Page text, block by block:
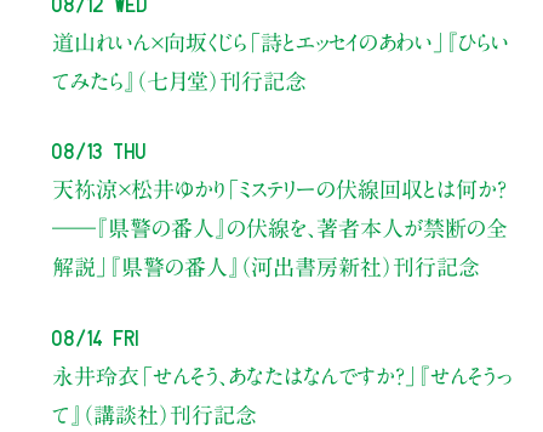
道山れいん×向坂くじら 「詩とエッセイのあわい」
『ひらい
てみたら』（七月堂）刊行記念
08/13 Thu
天祢涼×松井ゆかり 「ミステリーの伏線回収とは何か？
――『県警の番人』の伏線を、著者本人が禁断の全
解説」
『県警の番人』（河出書房新社）刊行記念
08/14 Fri
永井玲衣 「せんそう、あなたはなんですか？」
『せんそうっ
て』（講談社）刊行記念